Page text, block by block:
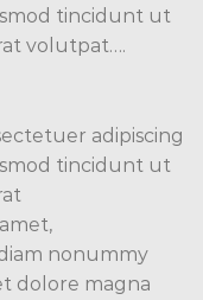
tincidunt ut
volutpat….
adipiscing
tincidunt ut
nonummy
dolore magna